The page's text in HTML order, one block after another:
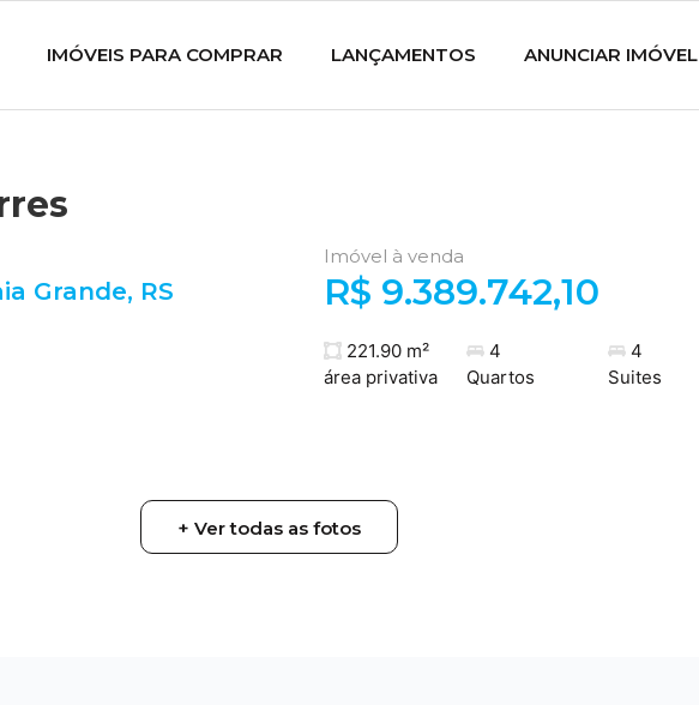
IMÓVEIS PARA COMPRAR LANÇAMENTOS ANUNCIAR IMÓVEL
Grande, RS
Imóvel à venda
R$ 9.389.742,10
221.90 m²
área privativa
4
Quartos
4
Suites
+ Ver todas as fotos